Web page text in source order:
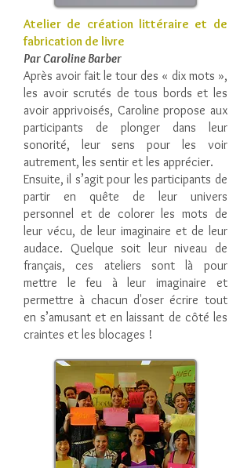
Atelier de création littéraire et de
fabrication de livre
Par Caroline Barber
Après avoir fait le tour des « dix mots »,
les avoir scrutés de tous bords et les
avoir apprivoisés, Caroline propose aux
participants de plonger dans leur
sonorité, leur sens pour les voir
autrement, les sentir et les apprécier.
Ensuite, il s’agit pour les participants de
partir en quête de leur univers
personnel et de colorer les mots de
leur vécu, de leur imaginaire et de leur
audace. Quelque soit leur niveau de
français, ces ateliers sont là pour
mettre le feu à leur imaginaire et
permettre à chacun d'oser écrire tout
en s’amusant et en laissant de côté les
craintes et les blocages !